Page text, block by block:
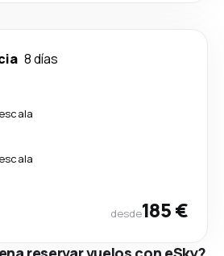
8 días
desde185 €